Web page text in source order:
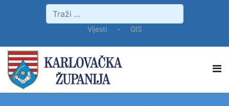
Vijesti- GIS